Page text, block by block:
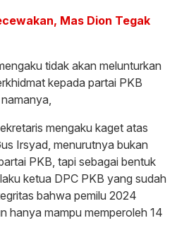
Mas Dion Tegak
tidak akan melunturkan
kepada partai PKB
mengaku kaget atas
Irsyad, menurutnya bukan
PKB, tapi sebagai bentuk
ketua DPC PKB yang sudah
bahwa pemilu 2024
hanya mampu memperoleh 14